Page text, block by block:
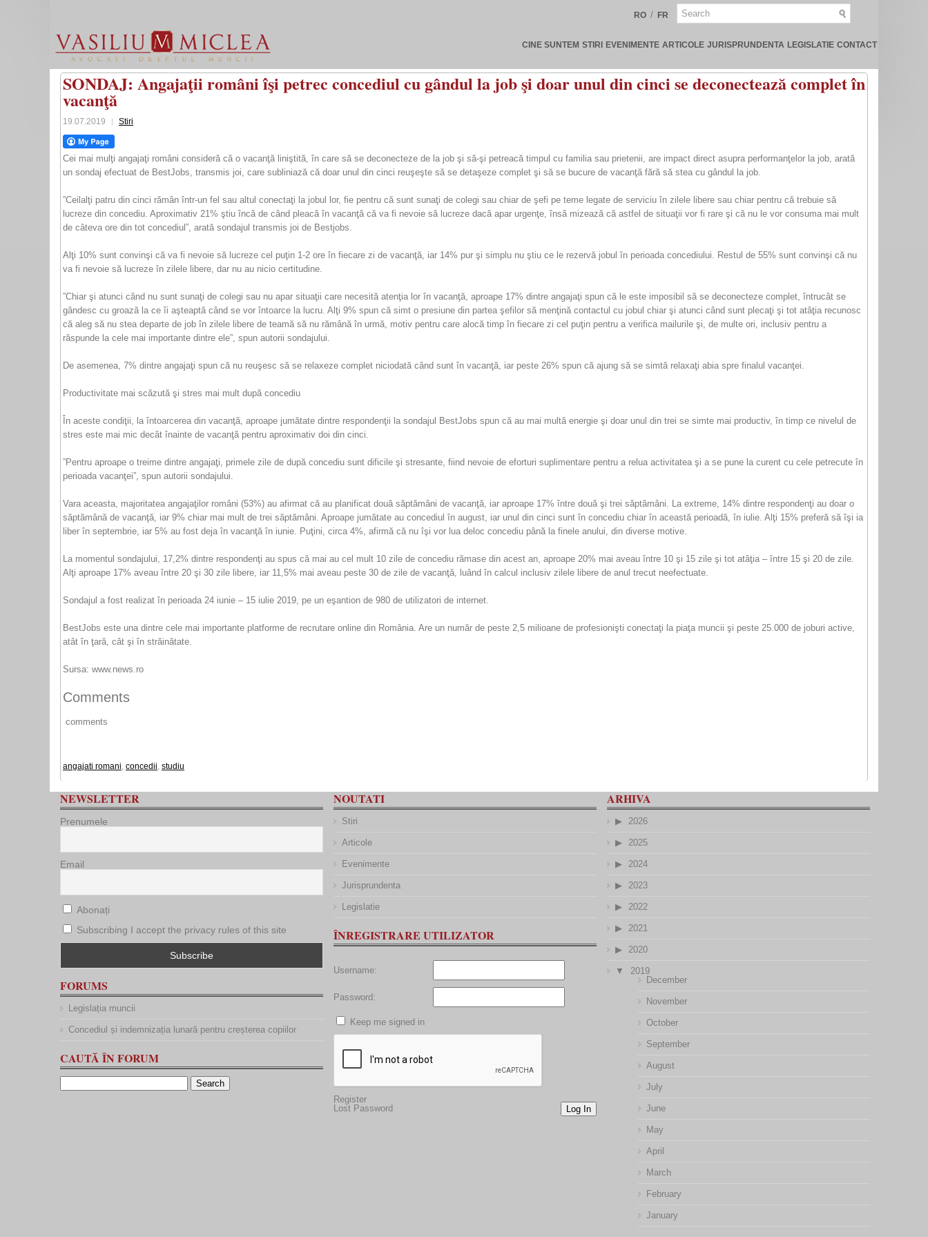
RO / FR
CINE SUNTEM STIRI EVENIMENTE ARTICOLE JURISPRUNDENTA LEGISLATIE CONTACT
SONDAJ: Angajaţii români îşi petrec concediul cu gândul la job şi doar unul din cinci se deconectează complet în
vacanţă
19.07.2019 Stiri
Cei mai mulţi angajaţi români consideră că o vacanţă liniştită, în care să se deconecteze de la job şi să-şi petreacă timpul cu familia sau prietenii, are impact direct asupra performanţelor la job, arată
un sondaj efectuat de BestJobs, transmis joi, care subliniază că doar unul din cinci reuşeşte să se detaşeze complet şi să se bucure de vacanţă fără să stea cu gândul la job.
”Ceilalţi patru din cinci rămân într-un fel sau altul conectaţi la jobul lor, fie pentru că sunt sunaţi de colegi sau chiar de şefi pe teme legate de serviciu în zilele libere sau chiar pentru că trebuie să
lucreze din concediu. Aproximativ 21% ştiu încă de când pleacă în vacanţă că va fi nevoie să lucreze dacă apar urgenţe, însă mizează că astfel de situaţii vor fi rare şi că nu le vor consuma mai mult
de câteva ore din tot concediul”, arată sondajul transmis joi de Bestjobs.
Alţi 10% sunt convinşi că va fi nevoie să lucreze cel puţin 1-2 ore în fiecare zi de vacanţă, iar 14% pur şi simplu nu ştiu ce le rezervă jobul în perioada concediului. Restul de 55% sunt convinşi că nu
va fi nevoie să lucreze în zilele libere, dar nu au nicio certitudine.
”Chiar şi atunci când nu sunt sunaţi de colegi sau nu apar situaţii care necesită atenţia lor în vacanţă, aproape 17% dintre angajaţi spun că le este imposibil să se deconecteze complet, întrucât se
gândesc cu groază la ce îi aşteaptă când se vor întoarce la lucru. Alţi 9% spun că simt o presiune din partea şefilor să menţină contactul cu jobul chiar şi atunci când sunt plecaţi şi tot atâţia recunosc
că aleg să nu stea departe de job în zilele libere de teamă să nu rămână în urmă, motiv pentru care alocă timp în fiecare zi cel puţin pentru a verifica mailurile şi, de multe ori, inclusiv pentru a
răspunde la cele mai importante dintre ele”, spun autorii sondajului.
De asemenea, 7% dintre angajaţi spun că nu reuşesc să se relaxeze complet niciodată când sunt în vacanţă, iar peste 26% spun că ajung să se simtă relaxaţi abia spre finalul vacanţei.
Productivitate mai scăzută şi stres mai mult după concediu
În aceste condiţii, la întoarcerea din vacanţă, aproape jumătate dintre respondenţii la sondajul BestJobs spun că au mai multă energie şi doar unul din trei se simte mai productiv, în timp ce nivelul de
stres este mai mic decât înainte de vacanţă pentru aproximativ doi din cinci.
”Pentru aproape o treime dintre angajaţi, primele zile de după concediu sunt dificile şi stresante, fiind nevoie de eforturi suplimentare pentru a relua activitatea şi a se pune la curent cu cele petrecute în
perioada vacanţei”, spun autorii sondajului.
Vara aceasta, majoritatea angajaţilor români (53%) au afirmat că au planificat două săptămâni de vacanţă, iar aproape 17% între două şi trei săptămâni. La extreme, 14% dintre respondenţi au doar o
săptămână de vacanţă, iar 9% chiar mai mult de trei săptămâni. Aproape jumătate au concediul în august, iar unul din cinci sunt în concediu chiar în această perioadă, în iulie. Alţi 15% preferă să îşi ia
liber în septembrie, iar 5% au fost deja în vacanţă în iunie. Puţini, circa 4%, afirmă că nu îşi vor lua deloc concediu până la finele anului, din diverse motive.
La momentul sondajului, 17,2% dintre respondenţi au spus că mai au cel mult 10 zile de concediu rămase din acest an, aproape 20% mai aveau între 10 şi 15 zile şi tot atâţia – între 15 şi 20 de zile.
Alţi aproape 17% aveau între 20 şi 30 zile libere, iar 11,5% mai aveau peste 30 de zile de vacanţă, luând în calcul inclusiv zilele libere de anul trecut neefectuate.
Sondajul a fost realizat în perioada 24 iunie – 15 iulie 2019, pe un eşantion de 980 de utilizatori de internet.
BestJobs este una dintre cele mai importante platforme de recrutare online din România. Are un număr de peste 2,5 milioane de profesionişti conectaţi la piaţa muncii şi peste 25.000 de joburi active,
atât în ţară, cât şi în străinătate.
Sursa: www.news.ro
Comments
comments
angajati romani, concedii, studiu
NEWSLETTER
Prenumele
Email
Abonați
Subscribing I accept the privacy rules of this site
FORUMS
Legislația muncii
Concediul și indemnizația lunară pentru creșterea copiilor
CAUTĂ ÎN FORUM
NOUTATI
Stiri
Articole
Evenimente
Jurisprundenta
Legislatie
ÎNREGISTRARE UTILIZATOR
Username:
Password:
Keep me signed in
Log In
Register
Lost Password
ARHIVA
2026
2025
2024
2023
2022
2021
2020
2019
December
November
October
September
August
July
June
May
April
March
February
January